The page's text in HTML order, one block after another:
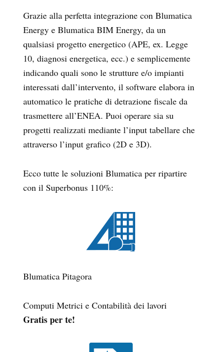
Grazie alla perfetta integrazione con Blumatica
Energy e Blumatica BIM Energy, da un
qualsiasi progetto energetico (APE, ex. Legge
10, diagnosi energetica, ecc.) e semplicemente
indicando quali sono le strutture e/o impianti
interessati dall’intervento, il software elabora in
automatico le pratiche di detrazione fiscale da
trasmettere all’ENEA. Puoi operare sia su
progetti realizzati mediante l’input tabellare che
attraverso l’input grafico (2D e 3D).
Ecco tutte le soluzioni Blumatica per ripartire
con il Superbonus 110%:
Blumatica Pitagora
Computi Metrici e Contabilità dei lavori
Gratis per te!